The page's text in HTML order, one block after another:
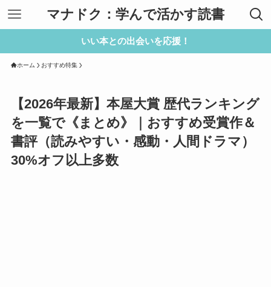
マナドク：学んで活かす読書
いい本との出会いを応援！
ホーム おすすめ特集
【2026年最新】本屋大賞 歴代ランキング
を一覧で《まとめ》｜おすすめ受賞作＆
書評（読みやすい・感動・人間ドラマ）
30%オフ以上多数